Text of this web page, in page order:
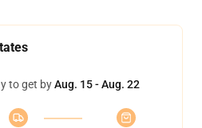
to get byAug. 15 - Aug. 22